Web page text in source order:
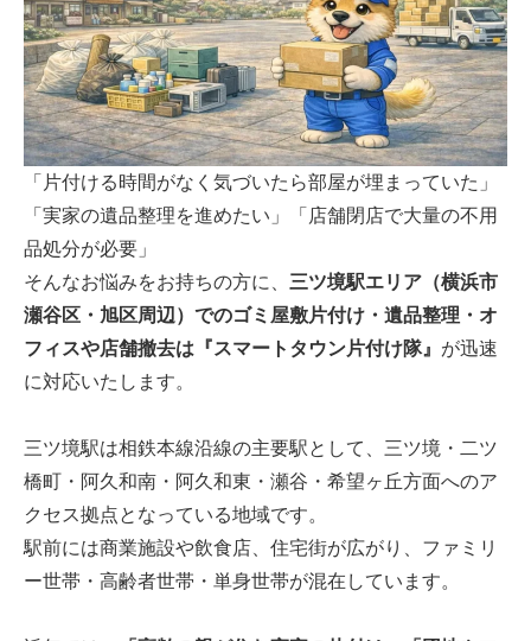
「片付ける時間がなく気づいたら部屋が埋まっていた」
「実家の遺品整理を進めたい」「店舗閉店で大量の不用
品処分が必要」
そんなお悩みをお持ちの方に、 三ツ境駅エリア（横浜市
瀬谷区・旭区周辺）でのゴミ屋敷片付け・遺品整理・オ
フィスや店舗撤去は『スマートタウン片付け隊』 が迅速
に対応いたします。
三ツ境駅は相鉄本線沿線の主要駅として、三ツ境・二ツ
橋町・阿久和南・阿久和東・瀬谷・希望ヶ丘方面へのア
クセス拠点となっている地域です。
駅前には商業施設や飲食店、住宅街が広がり、ファミリ
ー世帯・高齢者世帯・単身世帯が混在しています。